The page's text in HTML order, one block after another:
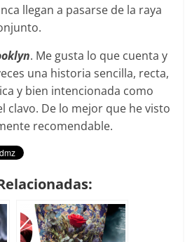
llegan a pasarse de la raya
. Me gusta lo que cuenta y
una historia sencilla, recta,
y bien intencionada como
clavo. De lo mejor que he visto
recomendable.